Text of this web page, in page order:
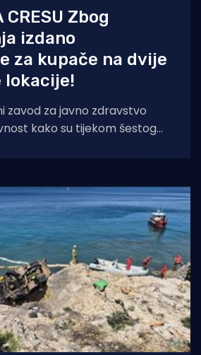
CRESU Zbog
izdano
za kupače na dvije
lokacije!
zavod za javno zdravstvo
kako su tijekom šestog
uzoraka